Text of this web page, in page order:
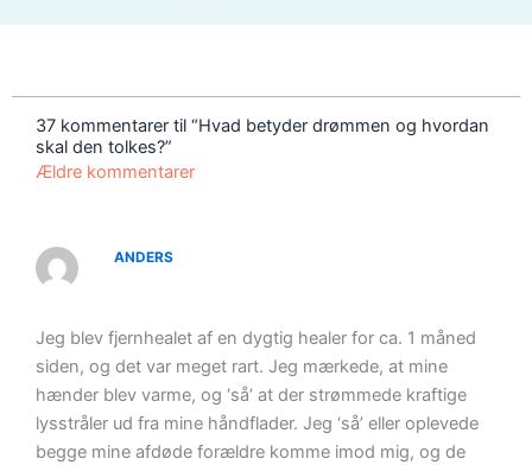
37 kommentarer til “Hvad betyder drømmen og hvordan
skal den tolkes?”
Ældre kommentarer
ANDERS
Jeg blev fjernhealet af en dygtig healer for ca. 1 måned
siden, og det var meget rart. Jeg mærkede, at mine
hænder blev varme, og ‘så’ at der strømmede kraftige
lysstråler ud fra mine håndflader. Jeg ‘så’ eller oplevede
begge mine afdøde forældre komme imod mig, og de